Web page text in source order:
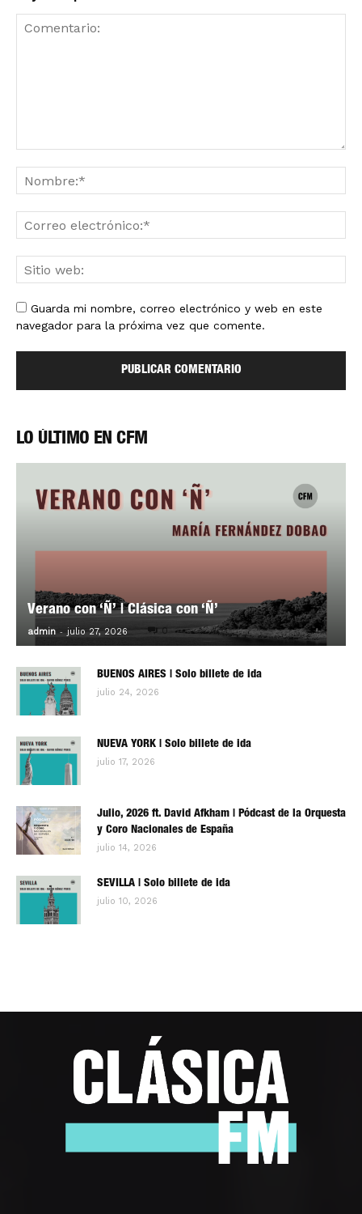
Guarda mi nombre, correo electrónico y web en este
navegador para la próxima vez que comente.
LO ÚLTIMO EN CFM
Verano con ‘Ñ’ | Clásica con ‘Ñ’
admin - julio 27, 2026 0
BUENOS AIRES | Solo billete de ida
julio 24, 2026
NUEVA YORK | Solo billete de ida
julio 17, 2026
Julio, 2026 ft. David Afkham | Pódcast de la Orquesta
y Coro Nacionales de España
julio 14, 2026
SEVILLA | Solo billete de ida
julio 10, 2026